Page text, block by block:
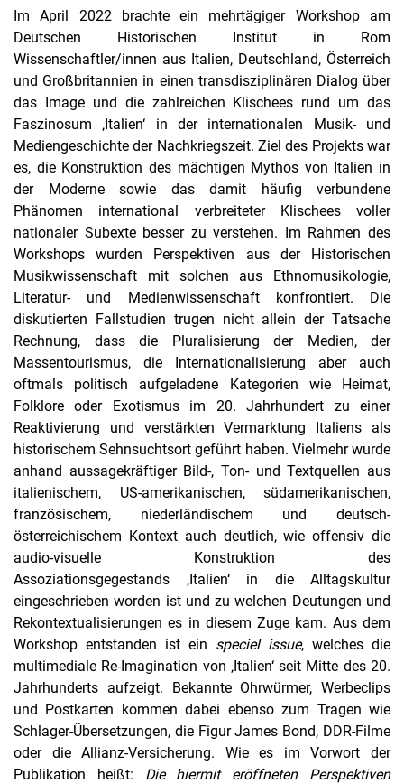
Filmmusik als Propaganda (2020)
Staunen. Perspektiven eines Phänomens zwischen Natur und
Kultur (2016–2018)
Topographie der Imaginationen. Johann Friedrich Rochlitz’
musikalisches Italien um 1800 (2014–2017)
Im April 2022 brachte ein mehrtägiger Workshop am
Deutschen Historischen Institut in Rom
Wissenschaftler/innen aus Italien, Deutschland, Österreich
und Großbritannien in einen transdisziplinären Dialog über
das Image und die zahlreichen Klischees rund um das
Faszinosum ‚Italien‘ in der internationalen Musik- und
Mediengeschichte der Nachkriegszeit. Ziel des Projekts war
es, die Konstruktion des mächtigen Mythos von Italien in
der Moderne sowie das damit häufig verbundene
Phänomen international verbreiteter Klischees voller
nationaler Subexte besser zu verstehen. Im Rahmen des
Workshops wurden Perspektiven aus der Historischen
Musikwissenschaft mit solchen aus Ethnomusikologie,
Literatur- und Medienwissenschaft konfrontiert. Die
diskutierten Fallstudien trugen nicht allein der Tatsache
Rechnung, dass die Pluralisierung der Medien, der
Massentourismus, die Internationalisierung aber auch
oftmals politisch aufgeladene Kategorien wie Heimat,
Folklore oder Exotismus im 20. Jahrhundert zu einer
Reaktivierung und verstärkten Vermarktung Italiens als
historischem Sehnsuchtsort geführt haben. Vielmehr wurde
anhand aussagekräftiger Bild-, Ton- und Textquellen aus
italienischem, US-amerikanischen, südamerikanischen,
französischem, niederlândischem und deutsch-
österreichischem Kontext auch deutlich, wie offensiv die
audio-visuelle Konstruktion des
Assoziationsgegestands ‚Italien‘ in die Alltagskultur
eingeschrieben worden ist und zu welchen Deutungen und
Rekontextualisierungen es in diesem Zuge kam. Aus dem
Workshop entstanden ist ein speciel issue, welches die
multimediale Re-Imagination von ‚Italien‘ seit Mitte des 20.
Jahrhunderts aufzeigt. Bekannte Ohrwürmer, Werbeclips
und Postkarten kommen dabei ebenso zum Tragen wie
Schlager-Übersetzungen, die Figur James Bond, DDR-Filme
oder die Allianz-Versicherung. Wie es im Vorwort der
Publikation heißt: Die hiermit eröffneten Perspektiven